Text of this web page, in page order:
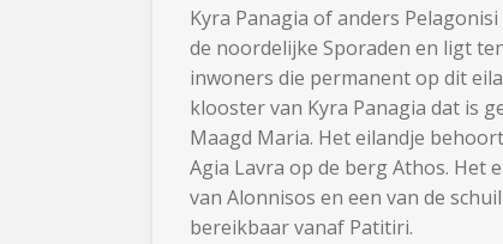
Kyra Panagia of anders
de noordelijke Sporaden en ligt
inwoners die permanent op dit
klooster van Kyra Panagia dat is
Maagd Maria. Het eilandje
Agia Lavra op de berg Athos. Het
van Alonnisos en een van de
bereikbaar vanaf Patitiri.